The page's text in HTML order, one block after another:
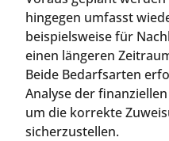
hingegen umfasst
beispielsweise für
einen längeren
Beide Bedarfsarten
Analyse der
um die korrekte
sicherzustellen.